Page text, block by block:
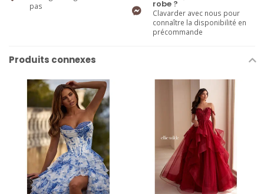
pas
robe ?
Clavarder avec nous pour
connaître la disponibilité en
précommande
Produits connexes